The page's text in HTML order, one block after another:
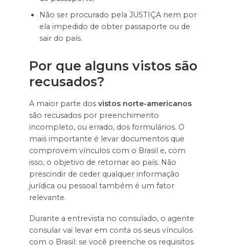
Não ser procurado pela JUSTIÇA nem por
ela impedido de obter passaporte ou de
sair do país.
Por que alguns vistos são
recusados?
A maior parte dos vistos norte-americanos
são recusados por preenchimento
incompleto, ou errado, dos formulários. O
mais importante é levar documentos que
comprovem vínculos com o Brasil e, com
isso, o objetivo de retornar ao país. Não
prescindir de ceder qualquer informação
jurídica ou pessoal também é um fator
relevante.
Durante a entrevista no consulado, o agente
consular vai levar em conta os seus vínculos
com o Brasil: se você preenche os requisitos